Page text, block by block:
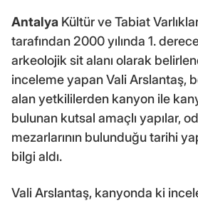
Antalya Kültür ve Tabiat
tarafından 2000 yılında 1.
arkeolojik sit alanı olarak
inceleme yapan Vali Arslantaş,
alan yetkililerden kanyon ile
bulunan kutsal amaçlı yapılar,
mezarlarının bulunduğu tarihi
bilgi aldı.
Vali Arslantaş, kanyonda ki